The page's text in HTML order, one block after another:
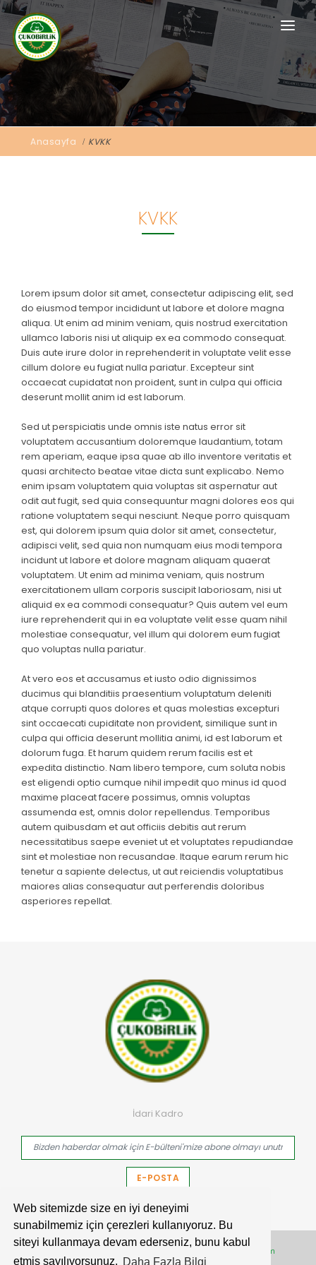
Web sitemizde size en iyi deneyimi
sunabilmemiz için çerezleri kullanıyoruz. Bu
siteyi kullanmaya devam ederseniz, bunu kabul
etmiş sayılıyorsunuz. Daha Fazla Bilgi
Anasayfa
Kurumsal
Kooperatiflerimiz
İşletmelerimiz
Üye Girişi
Anasayfa KVKK
KVKK
Lorem ipsum dolor sit amet, consectetur adipiscing elit, sed
do eiusmod tempor incididunt ut labore et dolore magna
aliqua. Ut enim ad minim veniam, quis nostrud exercitation
ullamco laboris nisi ut aliquip ex ea commodo consequat.
Duis aute irure dolor in reprehenderit in voluptate velit esse
cillum dolore eu fugiat nulla pariatur. Excepteur sint
occaecat cupidatat non proident, sunt in culpa qui officia
deserunt mollit anim id est laborum.
Sed ut perspiciatis unde omnis iste natus error sit
voluptatem accusantium doloremque laudantium, totam
rem aperiam, eaque ipsa quae ab illo inventore veritatis et
quasi architecto beatae vitae dicta sunt explicabo. Nemo
enim ipsam voluptatem quia voluptas sit aspernatur aut
odit aut fugit, sed quia consequuntur magni dolores eos qui
ratione voluptatem sequi nesciunt. Neque porro quisquam
est, qui dolorem ipsum quia dolor sit amet, consectetur,
adipisci velit, sed quia non numquam eius modi tempora
incidunt ut labore et dolore magnam aliquam quaerat
voluptatem. Ut enim ad minima veniam, quis nostrum
exercitationem ullam corporis suscipit laboriosam, nisi ut
aliquid ex ea commodi consequatur? Quis autem vel eum
iure reprehenderit qui in ea voluptate velit esse quam nihil
molestiae consequatur, vel illum qui dolorem eum fugiat
quo voluptas nulla pariatur.
At vero eos et accusamus et iusto odio dignissimos
ducimus qui blanditiis praesentium voluptatum deleniti
atque corrupti quos dolores et quas molestias excepturi
sint occaecati cupiditate non provident, similique sunt in
culpa qui officia deserunt mollitia animi, id est laborum et
dolorum fuga. Et harum quidem rerum facilis est et
expedita distinctio. Nam libero tempore, cum soluta nobis
est eligendi optio cumque nihil impedit quo minus id quod
maxime placeat facere possimus, omnis voluptas
assumenda est, omnis dolor repellendus. Temporibus
autem quibusdam et aut officiis debitis aut rerum
necessitatibus saepe eveniet ut et voluptates repudiandae
sint et molestiae non recusandae. Itaque earum rerum hic
tenetur a sapiente delectus, ut aut reiciendis voluptatibus
maiores alias consequatur aut perferendis doloribus
asperiores repellat.
İdari Kadro
E-POSTA
Copyright© 2026 Çukobirlik | All Rights Reserved. | Web Tasarım